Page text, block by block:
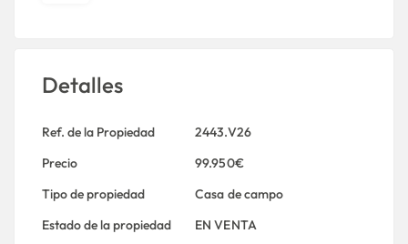
Detalles
Ref. de la Propiedad
2443.V26
Precio
99.950€
Tipo de propiedad
Casa de campo
Estado de la propiedad
EN VENTA